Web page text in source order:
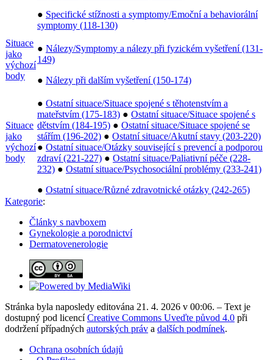
● Specifické stížnosti a symptomy/Emoční a behaviorální
symptomy (118-130)
Situace
jako
výchozí
body
● Nálezy/Symptomy a nálezy při fyzickém vyšetření (131-
149)
● Nálezy při dalším vyšetření (150-174)
Situace
jako
výchozí
body
● Ostatní situace/Situace spojené s těhotenstvím a
mateřstvím (175-183) ● Ostatní situace/Situace spojené s
dětstvím (184-195) ● Ostatní situace/Situace spojené se
stářím (196-202) ● Ostatní situace/Akutní stavy (203-220)
● Ostatní situace/Otázky související s prevencí a podporou
zdraví (221-227) ● Ostatní situace/Paliativní péče (228-
232) ● Ostatní situace/Psychosociální problémy (233-241)
● Ostatní situace/Různé zdravotnické otázky (242-265)
Kategorie:
Články s navboxem
Gynekologie a porodnictví
Dermatovenerologie
Stránka byla naposledy editována 21. 4. 2026 v 00:06. – Text je
dostupný pod licencíCreative Commons Uveďte původ 4.0 při
dodržení případných autorských práv a dalších podmínek.
Ochrana osobních údajů